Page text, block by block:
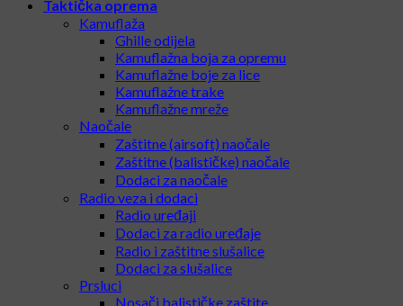
Taktička oprema
Kamuflaža
Ghille odijela
Kamuflažna boja za opremu
Kamuflažne boje za lice
Kamuflažne trake
Kamuflažne mreže
Naočale
Zaštitne (airsoft) naočale
Zaštitne (balističke) naočale
Dodaci za naočale
Radio veza i dodaci
Radio uređaji
Dodaci za radio uređaje
Radio i zaštitne slušalice
Dodaci za slušalice
Prsluci
Nosači balističke zaštite